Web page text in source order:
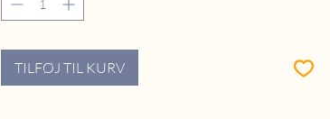
TILFØJ TIL KURV